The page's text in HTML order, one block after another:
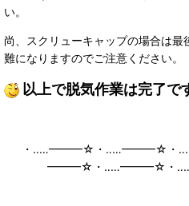
い。
尚、スクリューキャップの場合は
難になりますのでご注意ください。
以上で脱気作業は完了で
・‥…━━━☆・‥…━━━☆・
━━━☆・‥…━━━☆・